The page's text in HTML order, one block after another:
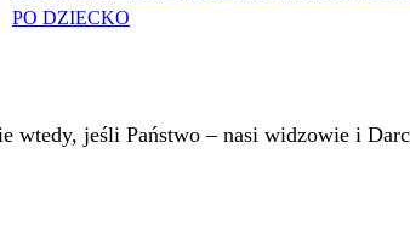
PO DZIECKO
wtedy, jeśli Państwo – nasi widzowie i